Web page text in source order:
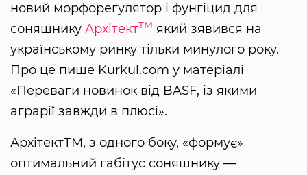
новий морфорегулятор і фунгіцид для
соняшнику АрхітектТМ який зявився на
українському ринку тільки минулого року.
Про це пише Kurkul.com у матеріалі
«Переваги новинок від BASF, із якими
аграрії завжди в плюсі».
АрхітектТМ, з одного боку, «формує»
оптимальний габітус соняшнику —